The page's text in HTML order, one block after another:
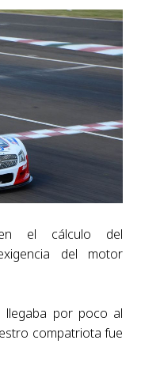
en el cálculo del
del motor
por poco al
compatriota fue